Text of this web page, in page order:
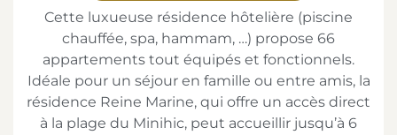
Cette luxueuse résidence hôtelière (piscine
chauffée, spa, hammam, …) propose 66
appartements tout équipés et fonctionnels.
Idéale pour un séjour en famille ou entre amis, la
résidence Reine Marine, qui offre un accès direct
à la plage du Minihic, peut accueillir jusqu’à 6